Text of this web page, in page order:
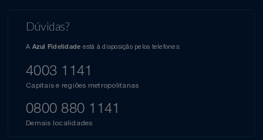
Dúvidas?
A Azul Fidelidade está à disposição pelos telefones:
4003 1141
Capitais e regiões metropolitanas
0800 880 1141
Demais localidades